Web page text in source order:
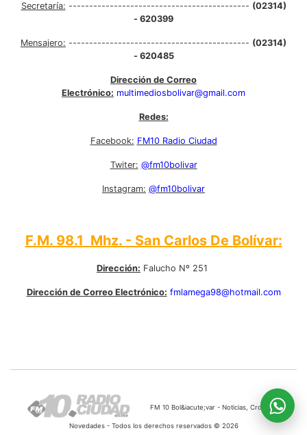
Secretaría: -------------------------------------------- (02314)
- 620399
Mensajero: -------------------------------------------- (02314)
- 620485
Dirección de Correo
Electrónico: multimediosbolivar@gmail.com
Redes:
Facebook: FM10 Radio Ciudad
Twiter: @fm10bolivar
Instagram: @fm10bolivar
F.M. 98.1 Mhz. - San Carlos De Bolívar:
Dirección: Falucho Nº 251
Dirección de Correo Electrónico: fmlamega98@hotmail.com
FM 10 Bol&iacute;var - Noticias, Cronicas,
Novedades - Todos los derechos reservados © 2026